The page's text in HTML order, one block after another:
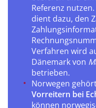
Referenz
dient dazu, den
Verfahren wird
Dänemark von
betrieben.
Norwegen
Vorreitern bei
können